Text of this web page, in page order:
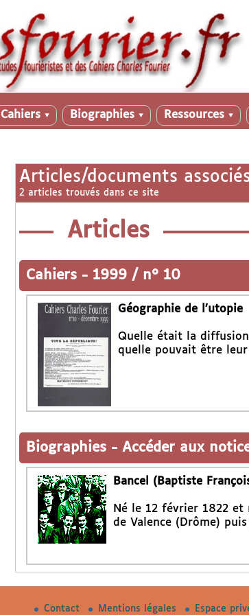
Cahiers ▼ Biographies ▼ Ressources ▼
Articles/documents
2 articles trouvés dans ce site
Articles
Cahiers - 1999 / n° 10
Géographie de l’utopie
Quelle était la
quelle pouvait être
Biographies - Accéder aux
Bancel (Baptiste
Né le 12 février 1822 et
de Valence (Drôme)
Contact Mentions légales Espace